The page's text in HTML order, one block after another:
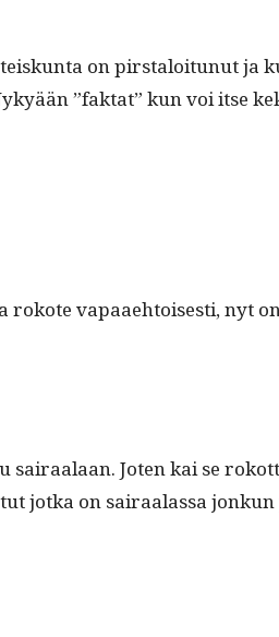
on pirstaloitunut ja
”fak­tat” kun voi itse
rokote vapaae­htois­es­ti, nyt
Joten kai se
jot­ka on sairaalas­sa